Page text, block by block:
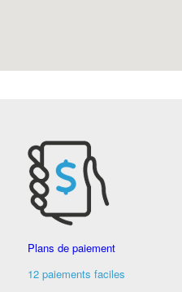
Plans de paiement
12 paiements faciles